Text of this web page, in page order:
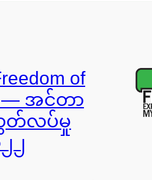
of
— အင်တာ
တ်လပ်မှု
၂